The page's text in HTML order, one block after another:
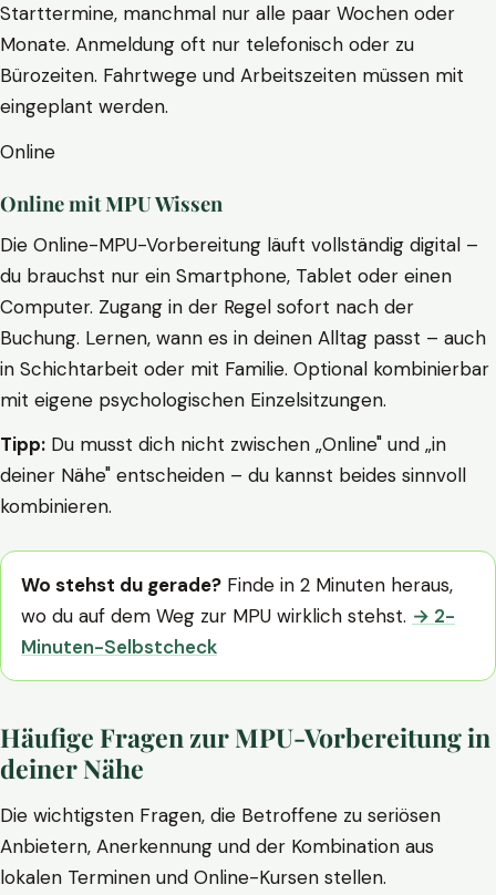
Starttermine, manchmal nur alle paar Wochen oder
Monate. Anmeldung oft nur telefonisch oder zu
Bürozeiten. Fahrtwege und Arbeitszeiten müssen mit
eingeplant werden.
Online
Online mit MPU Wissen
Die Online-MPU-Vorbereitung läuft vollständig digital –
du brauchst nur ein Smartphone, Tablet oder einen
Computer. Zugang in der Regel sofort nach der
Buchung. Lernen, wann es in deinen Alltag passt – auch
in Schichtarbeit oder mit Familie. Optional kombinierbar
mit eigene psychologischen Einzelsitzungen.
Tipp: Du musst dich nicht zwischen „Online" und „in
deiner Nähe" entscheiden – du kannst beides sinnvoll
kombinieren.
Wo stehst du gerade? Finde in 2 Minuten heraus,
wo du auf dem Weg zur MPU wirklich stehst. → 2-
Minuten-Selbstcheck
Häufige Fragen zur MPU-Vorbereitung in
deiner Nähe
Die wichtigsten Fragen, die Betroffene zu seriösen
Anbietern, Anerkennung und der Kombination aus
lokalen Terminen und Online-Kursen stellen.